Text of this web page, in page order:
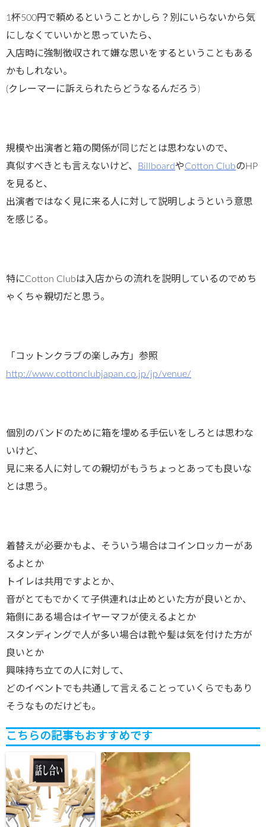
1杯500円で頼めるということかしら？別にいらないから気
にしなくていいかと思っていたら、
入店時に強制徴収されて嫌な思いをするということもある
かもしれない。
(クレーマーに訴えられたらどうなるんだろう)
規模や出演者と箱の関係が同じだとは思わないので、
真似すべきとも言えないけど、
BillboardやCotton ClubのHP
を見ると、
出演者ではなく見に来る人に対して説明しようという意思
を感じる。
特にCotton Clubは入店からの流れを説明しているのでめち
ゃくちゃ親切だと思う。
「コットンクラブの楽しみ方」参照
http://www.cottonclubjapan.co.jp/jp/venue/
個別のバンドのために箱を埋める手伝いをしろとは思わな
いけど、
見に来る人に対しての親切がもうちょっとあっても良いな
とは思う。
着替えが必要かもよ、そういう場合はコインロッカーがあ
るよとか
トイレは共用ですよとか、
音がとてもでかくて子供連れは止めといた方が良いとか、
箱側にある場合はイヤーマフが使えるよとか
スタンディングで人が多い場合は靴や髪は気を付けた方が
良いとか
興味持ち立ての人に対して、
どのイベントでも共通して言えることっていくらでもあり
そうなものだけども。
こちらの記事もおすすめです